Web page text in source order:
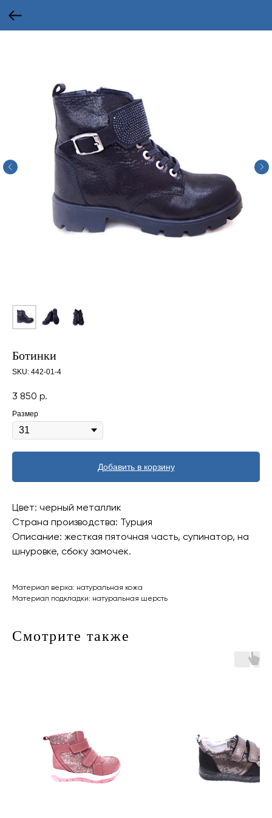
Ботинки
SKU: 442-01-4
3 850 р.
Размер
Добавить в корзину
Цвет: черный металлик
Страна производства: Турция
Описание: жесткая пяточная часть, супинатор, на
шнуровке, сбоку замочек.
Материал верха: натуральная кожа
Материал подкладки: натуральная шерсть
Смотрите также